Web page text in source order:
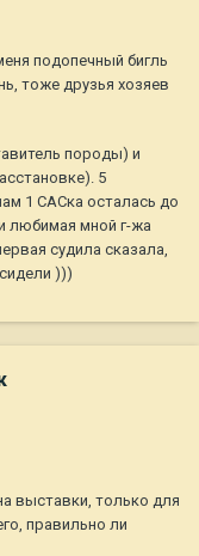
подопечный бигль
тоже друзья хозяев
породы) и
5
1 САСка осталась до
любимая мной г-жа
судила сказала,
)))
выставки, только для
правильно ли